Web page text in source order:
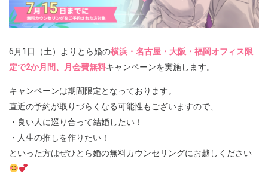
6月1日（土）よりとら婚の横浜・名古屋・大阪・福岡オフィス限
定で2か月間、月会費無料キャンペーンを実施します。
キャンペーンは期間限定となっております。
直近の予約が取りづらくなる可能性もございますので、
・良い人に巡り合って結婚したい！
・人生の推しを作りたい！
といった方はぜひとら婚の無料カウンセリングにお越しください